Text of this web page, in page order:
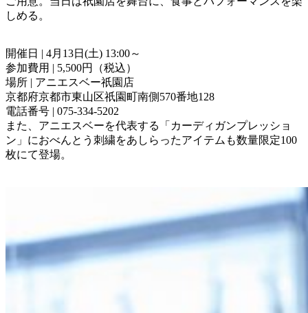
しめる。
開催日 | 4月13日(土) 13:00～
参加費用 | 5,500円（税込）
場所 | アニエスベー祇園店
京都府京都市東山区祇園町南側570番地128
電話番号 | 075-334-5202
また、アニエスベーを代表する「カーディガンプレッショ
ン」におべんとう刺繍をあしらったアイテムも数量限定100
枚にて登場。